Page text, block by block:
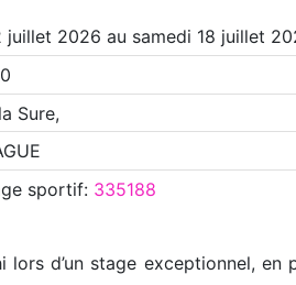
juillet 2026 au samedi 18 juillet
Sure,
sportif: 335188
d’un stage exceptionnel, en